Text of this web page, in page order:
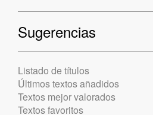
Sugerencias
Listado de títulos
Últimos textos añadidos
Textos mejor valorados
Textos favoritos